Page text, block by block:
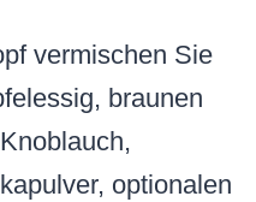
vermischen Sie
braunen
optionalen